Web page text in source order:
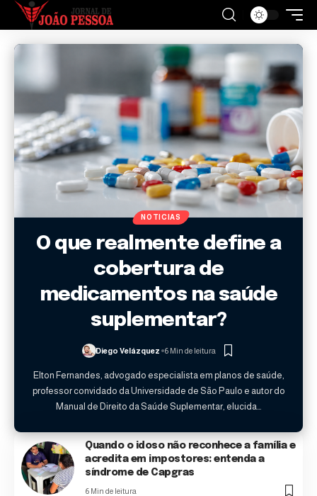
NOTICIAS
O que realmente define a
cobertura de
medicamentos na saúde
suplementar?
Diego Velázquez 6 Min de leitura
Elton Fernandes, advogado especialista em planos de saúde,
professor convidado da Universidade de São Paulo e autor do
Manual de Direito da Saúde Suplementar, elucida…
Quando o idoso não reconhece a família e
acredita em impostores: entenda a
síndrome de Capgras
6 Min de leitura